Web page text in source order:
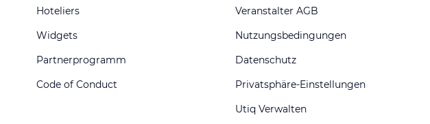
Hoteliers
Widgets
Partnerprogramm
Code of Conduct
Veranstalter AGB
Nutzungsbedingungen
Datenschutz
Privatsphäre-Einstellungen
Utiq Verwalten